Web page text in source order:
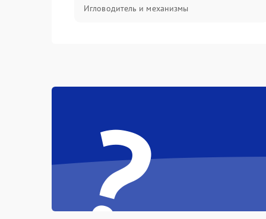
Игловодитель и механизмы
?